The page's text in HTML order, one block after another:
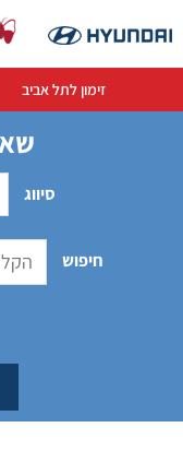
זימון לתל אביב
סיווג
חיפוש